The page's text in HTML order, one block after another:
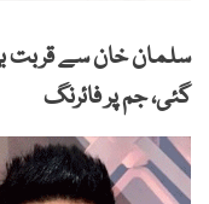
سلمان خان سے قربت
گئی، جم پر فائرنگ